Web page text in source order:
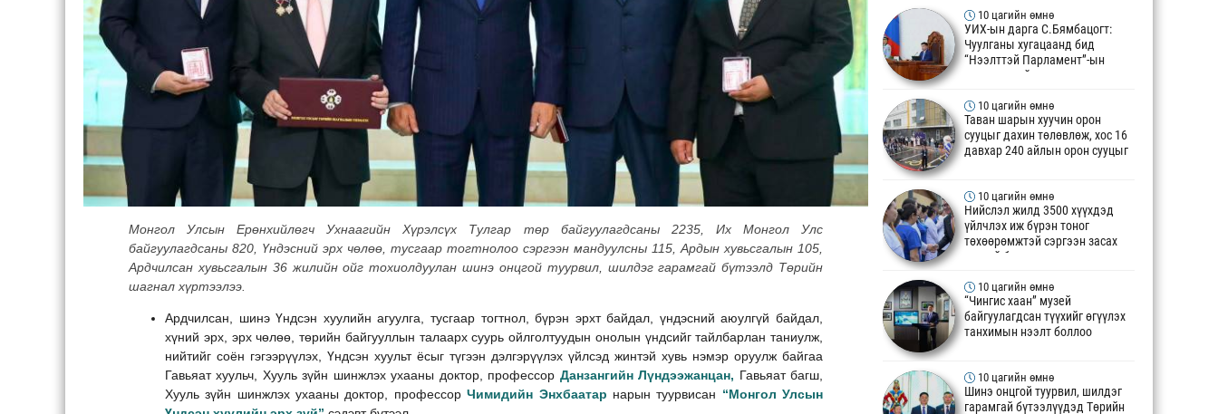
Монгол Улсын Ерөнхийлөгч Ухнаагийн Хүрэлсүх Тулгар төр байгуулагдсаны 2235, Их Монгол Улс
байгуулагдсаны 820, Үндэсний эрх чөлөө, тусгаар тогтнолоо сэргээн мандуулсны 115, Ардын хувьсгалын 105,
Ардчилсан хувьсгалын 36 жилийн ойг тохиолдуулан шинэ онцгой туурвил, шилдэг гарамгай бүтээлд Төрийн
шагнал хүртээлээ.
Ардчилсан, шинэ Үндсэн хуулийн агуулга, тусгаар тогтнол, бүрэн эрхт байдал, үндэсний аюулгүй байдал,
хүний эрх, эрх чөлөө, төрийн байгууллын талаарх суурь ойлголтуудын онолын үндсийг тайлбарлан таниулж,
нийтийг соён гэгээрүүлэх, Үндсэн хуульт ёсыг түгээн дэлгэрүүлэх үйлсэд жинтэй хувь нэмэр оруулж байгаа
Гавьяат хуульч, Хууль зүйн шинжлэх ухааны доктор, профессор Данзангийн Лүндээжанцан, Гавьяат багш,
Хууль зүйн шинжлэх ухааны доктор, профессорЧимидийн Энхбаатар нарын туурвисан “Монгол Улсын
10 цагийн өмнө
УИХ-ын дарга С.Бямбацогт:
Чуулганы хугацаанд бид
“Нээлттэй Парламент”-ын
шинэчлэлийг эхлүүлсэн
10 цагийн өмнө
Таван шарын хуучин орон
сууцыг дахин төлөвлөж, хос 16
давхар 240 айлын орон сууцыг
10 цагийн өмнө
Нийслэл жилд 3500 хүүхдэд
үйлчлэх иж бүрэн тоног
төхөөрөмжтэй сэргээн засах
төвтэй боллоо
10 цагийн өмнө
“Чингис хаан” музей
байгуулагдсан түүхийг өгүүлэх
танхимын нээлт боллоо
10 цагийн өмнө
Шинэ онцгой туурвил, шилдэг
гарамгай бүтээлүүдэд Төрийн